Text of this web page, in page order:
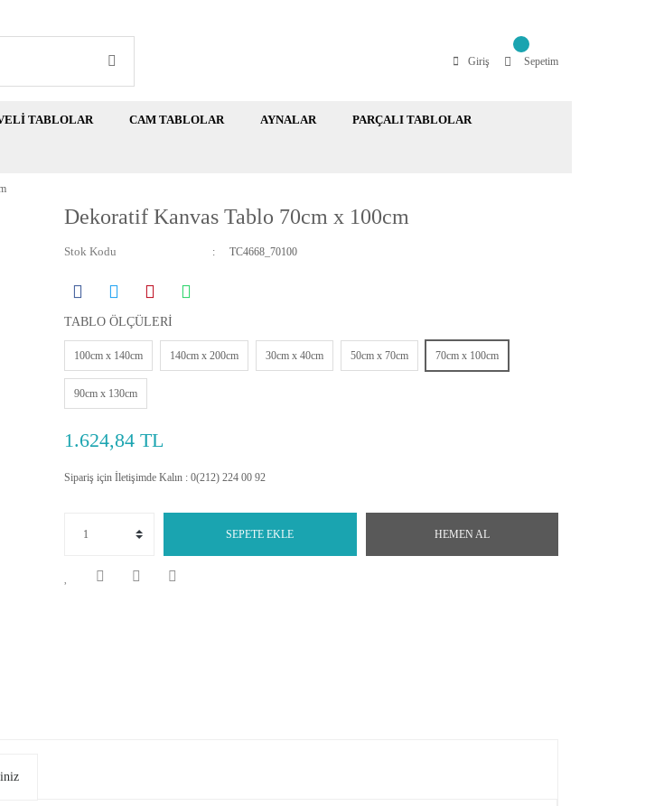
Giriş Sepetim
TABLOLAR CAM TABLOLAR AYNALAR PARÇALI TABLOLAR
Dekoratif Kanvas Tablo 70cm x 100cm
Stok Kodu TC4668_70100
TABLO ÖLÇÜLERİ
100cm x 140cm 140cm x 200cm 30cm x 40cm 50cm x 70cm 70cm x 100cm
90cm x 130cm
1.624,84 TL
Sipariş için İletişimde Kalın : 0(212) 224 00 92
SEPETE EKLE HEMEN AL